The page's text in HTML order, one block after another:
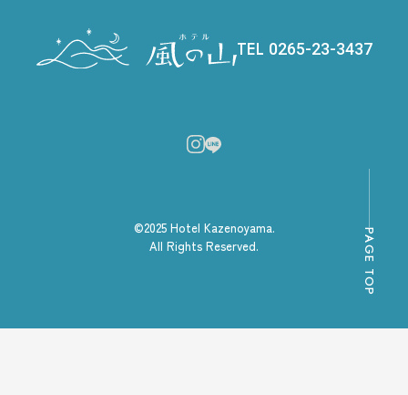
TEL 0265-23-3437
©2025 Hotel Kazenoyama.
All Rights Reserved.
PAGE TOP